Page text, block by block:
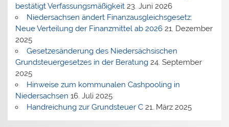
bestätigt Verfassungsmäßigkeit 23. Juni 2026
Niedersachsen ändert Finanzausgleichsgesetz:
Neue Verteilung der Finanzmittel ab 2026 21. Dezember
2025
Gesetzesänderung des Niedersächsischen
Grundsteuergesetzes in der Beratung 24. September
2025
Hinweise zum kommunalen Cashpooling in
Niedersachsen 16. Juli 2025
Handreichung zur Grundsteuer C 21. März 2025